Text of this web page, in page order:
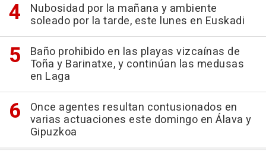
Nubosidad por la mañana y ambiente
soleado por la tarde, este lunes en Euskadi
Baño prohibido en las playas vizcaínas de
Toña y Barinatxe, y continúan las medusas
en Laga
Once agentes resultan contusionados en
varias actuaciones este domingo en Álava y
Gipuzkoa